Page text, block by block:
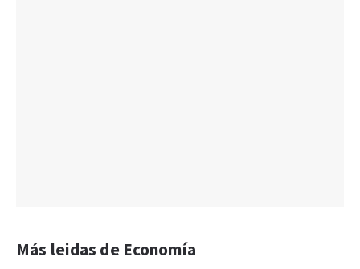
Más leidas de Economía